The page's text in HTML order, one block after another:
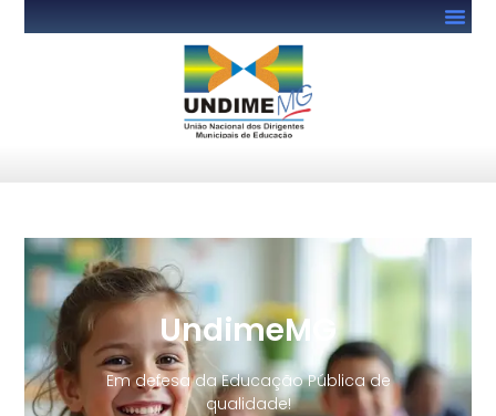
UndimeMG
Em defesa da Educação Pública de
qualidade!